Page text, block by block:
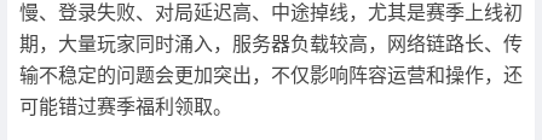
慢、登录失败、对局延迟高、中途掉线，尤其是赛季上线初
期，大量玩家同时涌入，服务器负载较高，网络链路长、传
输不稳定的问题会更加突出，不仅影响阵容运营和操作，还
可能错过赛季福利领取。